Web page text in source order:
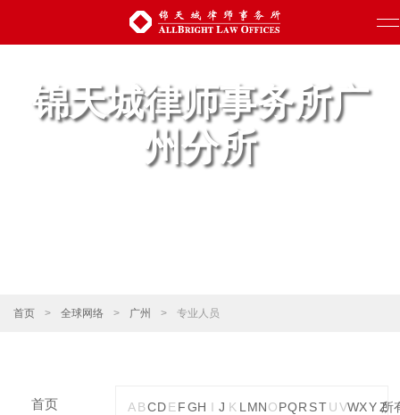
锦天城律师事务所广
州分所
首页 > 全球网络 > 广州 > 专业人员
首页 ABCDE FGH I J K L MNOPQR STUVWXYZ
所